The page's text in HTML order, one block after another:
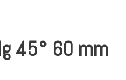
45° 60 mm